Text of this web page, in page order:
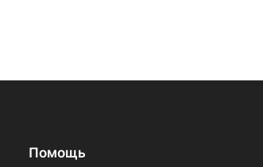
Помощь